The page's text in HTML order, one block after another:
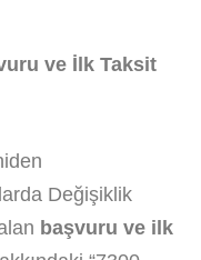
ve İlk Taksit
Değişiklik
başvuru ve ilk